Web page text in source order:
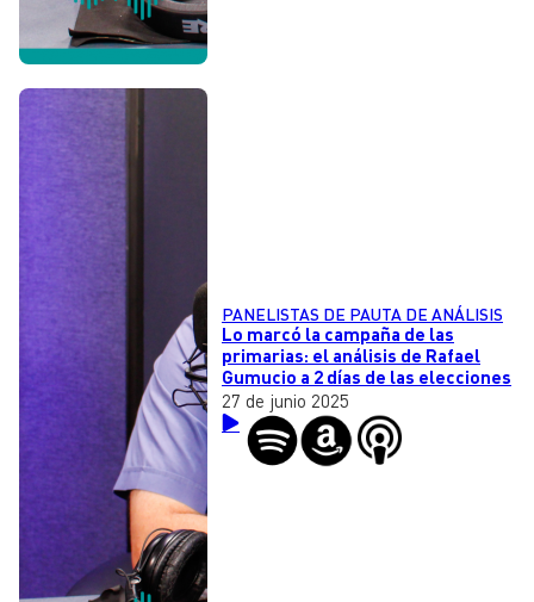
PANELISTAS DE PAUTA DE ANÁLISIS
Lo marcó la campaña de las
primarias: el análisis de Rafael
Gumucio a 2 días de las elecciones
27 de junio 2025